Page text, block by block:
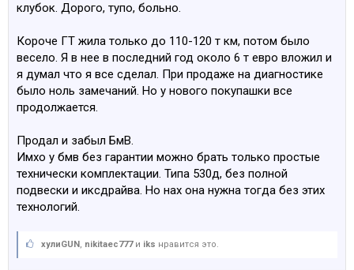
клубок. Дорого, тупо, больно.
Короче ГТ жила только до 110-120 т км, потом было
весело. Я в нее в последний год около 6 т евро вложил и
я думал что я все сделал. При продаже на диагностике
было ноль замечаний. Но у нового покупашки все
продолжается.
Продал и забыл БмВ.
Имхо у бмв без гарантии можно брать только простые
технически комплектации. Типа 530д, без полной
подвески и иксдрайва. Но нах она нужна тогда без этих
технологий.
хулиGUN, nikitaec777и iks нравится это.